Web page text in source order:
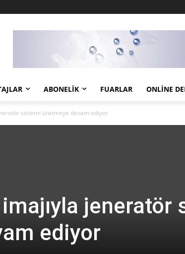
ABONELIK FUARLAR ONLINE
sistemi üretmeye devam ediyor
jeneratör
ediyor